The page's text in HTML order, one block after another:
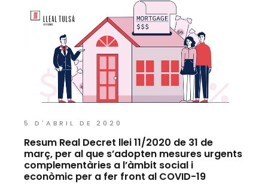
5 D'ABRIL DE 2020
Resum Real Decret llei 11/2020 de 31 de
març, per al que s’adopten mesures urgents
complementàries a l’àmbit social i
econòmic per a fer front al COVID-19